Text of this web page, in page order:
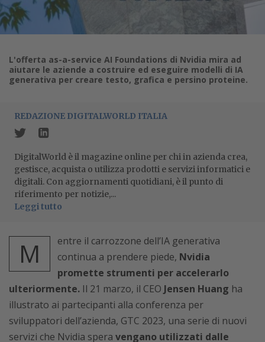
L'offerta as-a-service AI Foundations di Nvidia mira ad
aiutare le aziende a costruire ed eseguire modelli di IA
generativa per creare testo, grafica e persino proteine.
REDAZIONE DIGITALWORLD ITALIA
DigitalWorld è il magazine online per chi in azienda crea,
gestisce, acquista o utilizza prodotti e servizi informatici e
digitali. Con aggiornamenti quotidiani, è il punto di
riferimento per notizie,...
Leggi tutto
M
entre il carrozzone dell’IA generativa
continua a prendere piede, Nvidia
promette strumenti per accelerarlo
ulteriormente. Il 21 marzo, il CEO Jensen Huang ha
illustrato ai partecipanti alla conferenza per
sviluppatori dell’azienda, GTC 2023, una serie di nuovi
servizi che Nvidia spera vengano utilizzati dalle